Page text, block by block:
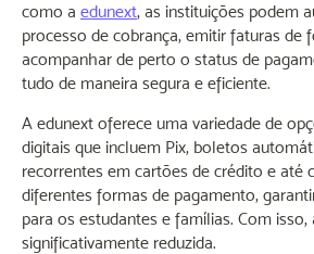
como a edunext, as instituições podem
processo de cobrança, emitir faturas de
acompanhar de perto o status de
tudo de maneira segura e eficiente.
A edunext oferece uma variedade de
digitais que incluem Pix, boletos
recorrentes em cartões de crédito e até
diferentes formas de pagamento,
para os estudantes e famílias. Com isso,
significativamente reduzida.